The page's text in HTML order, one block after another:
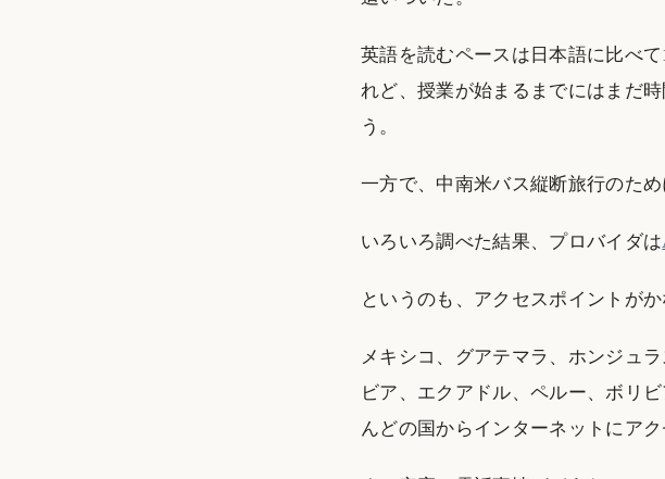
英語を読むペースは日本語に比べ
れど、授業が始まるまでにはまだ
う。
一方で、中南米バス縦断旅行のた
いろいろ調べた結果、プロバイダは
というのも、アクセスポイントが
メキシコ、グアテマラ、ホンジュ
ビア、エクアドル、ペルー、ボリ
んどの国からインターネットにアク